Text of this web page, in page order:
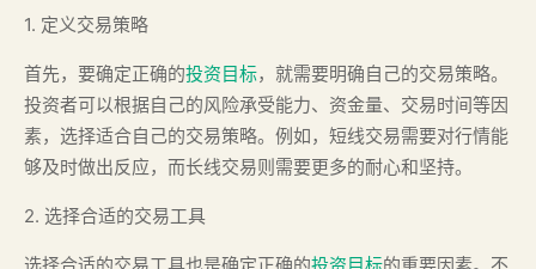
1. 定义交易策略
首先，要确定正确的投资目标，就需要明确自己的交易策略。
投资者可以根据自己的风险承受能力、资金量、交易时间等因
素，选择适合自己的交易策略。例如，短线交易需要对行情能
够及时做出反应，而长线交易则需要更多的耐心和坚持。
2. 选择合适的交易工具